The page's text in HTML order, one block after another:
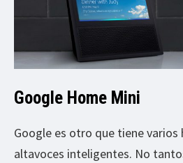
Google Home Mini
Google es otro que tiene
altavoces inteligentes. No